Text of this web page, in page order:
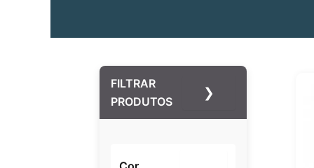
FILTRAR
PRODUTOS
❯